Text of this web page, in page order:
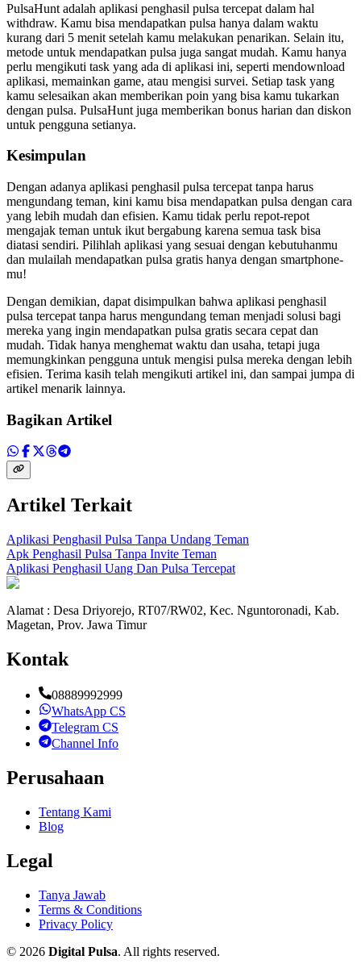
PulsaHunt adalah aplikasi penghasil pulsa tercepat dalam hal
withdraw. Kamu bisa mendapatkan pulsa hanya dalam waktu
kurang dari 5 menit setelah kamu melakukan penarikan. Selain itu,
metode untuk mendapatkan pulsa juga sangat mudah. Kamu hanya
perlu mengikuti task yang ada di aplikasi ini, seperti mendownload
aplikasi, memainkan game, atau mengisi survei. Setiap task yang
kamu selesaikan akan memberikan poin yang bisa kamu tukarkan
dengan pulsa. PulsaHunt juga memberikan bonus harian dan diskon
untuk pengguna setianya.
Kesimpulan
Dengan adanya aplikasi penghasil pulsa tercepat tanpa harus
mengundang teman, kini kamu bisa mendapatkan pulsa dengan cara
yang lebih mudah dan efisien. Kamu tidak perlu repot-repot
mengajak teman untuk ikut bergabung karena semua task bisa
diatasi sendiri. Pilihlah aplikasi yang sesuai dengan kebutuhanmu
dan mulailah mendapatkan pulsa gratis hanya dengan smartphone-
mu!
Dengan demikian, dapat disimpulkan bahwa aplikasi penghasil
pulsa tercepat tanpa harus mengundang teman menjadi solusi bagi
mereka yang ingin mendapatkan pulsa gratis secara cepat dan
mudah. Tidak hanya menghemat waktu dan usaha, tetapi juga
memungkinkan pengguna untuk mengisi pulsa mereka dengan lebih
efisien. Terima kasih telah mengikuti artikel ini, dan sampai jumpa di
artikel menarik lainnya.
Bagikan Artikel
Artikel Terkait
Aplikasi Penghasil Pulsa Tanpa Undang Teman
Apk Penghasil Pulsa Tanpa Invite Teman
Aplikasi Penghasil Uang Dan Pulsa Tercepat
Alamat : Desa Driyorejo, RT07/RW02, Kec. Nguntoronadi, Kab.
Magetan, Prov. Jawa Timur
Kontak
08889992999
WhatsApp CS
Telegram CS
Channel Info
Perusahaan
Tentang Kami
Blog
Legal
Tanya Jawab
Terms & Conditions
Privacy Policy
© 2026 Digital Pulsa. All rights reserved.